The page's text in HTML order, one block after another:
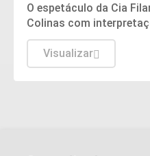
O espetáculo da Cia
Colinas com
os ingressos já estão à
Visualizar